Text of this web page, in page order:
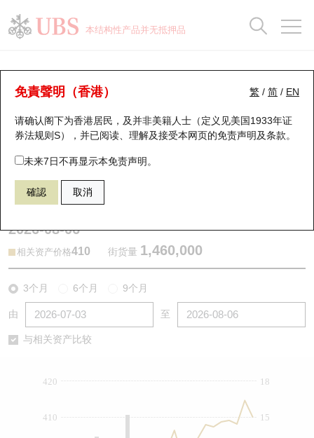
本结构性产品并无抵押品
繁 / 简 / EN
免責聲明（香港）
请确认阁下为香港居民，及并非美籍人士（定义见美国1933年证
券法规则S），并已阅读、理解及接受本网页的免责声明及条款。
未来7日不再显示本免责声明。
確認 取消
牛熊证分析仪
表现 街货统计 比较
68816 瑞银牛证 0388 香港交易所
2026-08-06
相关资产价格410 街货量 1,460,000
3个月 6个月 9个月
由 至
与相关资产比较
15
18
410
420
瑞银认股证一览
新发行瑞银认股证
即将到期认股证
认股证到期结算价查找
认股证分析仪
认股证/牛熊证日志
街货统计
比较
牛熊全景快搜
牛熊证搜寻
牛熊证街货分布图
正股牛熊证列表
新发行瑞银牛熊证
牛熊证到期结算价查找
街货统计
比较
十大升幅/跌幅
十大认股证成交分布
十天股证占大市成交
资金流
街货统计
正股分析仪
二十大活跃股份
恒指成份股
国指成份股
科指成份股
中资ETFs溢价比较
持股比重
显示所有持股比重
每月轮证大市专题
轮证专栏
讲座及教育短片
认股证投资者教育
牛熊证投资者教育